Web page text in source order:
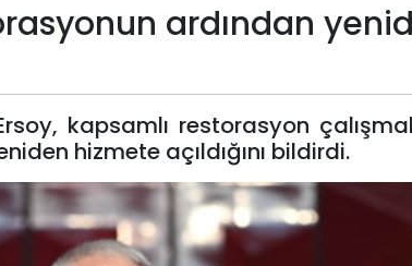
ardından
kapsamlı restorasyon
hizmete açıldığını bildirdi.